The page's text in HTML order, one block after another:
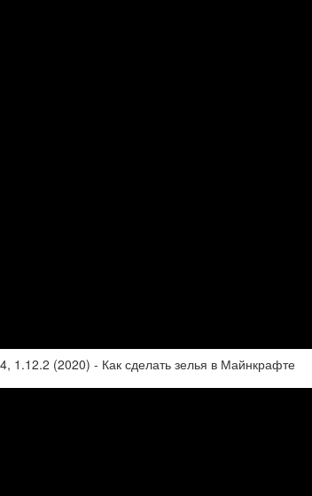
1.12.2 (2020) - Как сделать зелья в Майнкрафте